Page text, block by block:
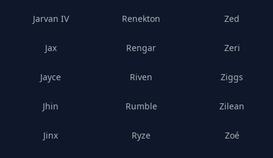
Jarvan IV
Jax
Jayce
Jhin
Jinx
Renekton
Rengar
Riven
Rumble
Ryze
Zed
Zeri
Ziggs
Zilean
Zoé